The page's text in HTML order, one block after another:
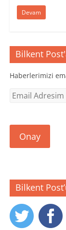
Devam
Bilkent
Haberlerimizi
Email
Onay
Bilkent